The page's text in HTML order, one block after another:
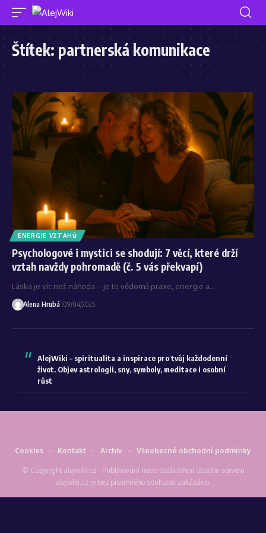
Štítek:partnerská komunikace
ENERGIE VZTAHŮ
Psychologové i mystici se shodují: 7 věcí, které drží
vztah navždy pohromadě (č. 5 vás překvapí)
Láska je víc než náhoda – je to vědomá praxe, energie a…
Alena Hrubá 09/04/2025
AlejWiki – spiritualita a inspirace pro tvůj každodenní
život. Objev astrologii, sny, symboly, meditace i osobní
růst
© Copyright alejwiki.cz - Publikování nebo další šíření obsahu serveru
alejwiki.cz je bez písemného souhlasu zakázáno.
Cookies Kontakt Archiv Všeobecné obchodní podmínky